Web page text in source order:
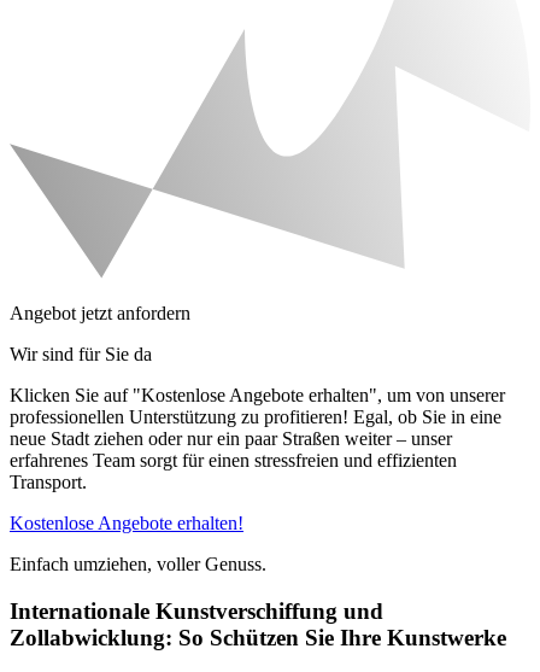
Angebot jetzt anfordern
Wir sind für Sie da
Klicken Sie auf "Kostenlose Angebote erhalten", um von unserer
professionellen Unterstützung zu profitieren! Egal, ob Sie in eine
neue Stadt ziehen oder nur ein paar Straßen weiter – unser
erfahrenes Team sorgt für einen stressfreien und effizienten
Transport.
Kostenlose Angebote erhalten!
Einfach umziehen, voller Genuss.
Internationale Kunstverschiffung und
Zollabwicklung: So Schützen Sie Ihre Kunstwerke